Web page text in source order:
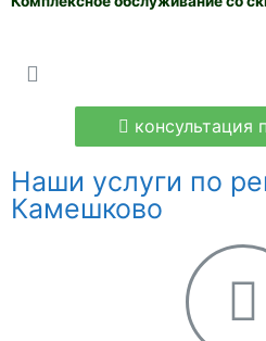
консультация
Наши услуги по
Камешково